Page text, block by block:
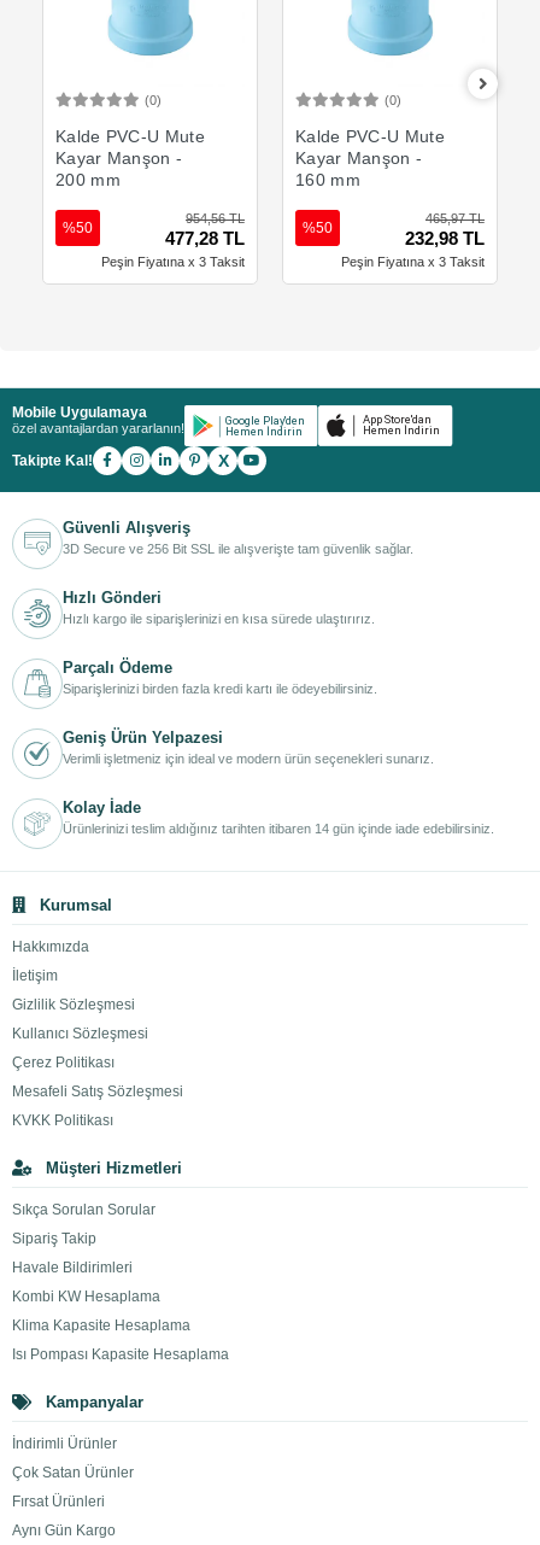
(0)
Kalde PVC-U Mute
Kayar Manşon -
200 mm
954,56 TL
477,28 TL
%50
Peşin Fiyatına x 3 Taksit
(0)
Kalde PVC-U Mute
Kayar Manşon -
160 mm
465,97 TL
232,98 TL
%50
Peşin Fiyatına x 3 Taksit
Mobile Uygulamaya
özel avantajlardan yararlanın!
Takipte Kal! X
Güvenli Alışveriş
3D Secure ve 256 Bit SSL ile alışverişte tam güvenlik sağlar.
Hızlı Gönderi
Hızlı kargo ile siparişlerinizi en kısa sürede ulaştırırız.
Parçalı Ödeme
Siparişlerinizi birden fazla kredi kartı ile ödeyebilirsiniz.
Geniş Ürün Yelpazesi
Verimli işletmeniz için ideal ve modern ürün seçenekleri sunarız.
Kolay İade
Ürünlerinizi teslim aldığınız tarihten itibaren 14 gün içinde iade edebilirsiniz.
Kurumsal
Hakkımızda
İletişim
Gizlilik Sözleşmesi
Kullanıcı Sözleşmesi
Çerez Politikası
Mesafeli Satış Sözleşmesi
KVKK Politikası
Müşteri Hizmetleri
Sıkça Sorulan Sorular
Sipariş Takip
Havale Bildirimleri
Kombi KW Hesaplama
Klima Kapasite Hesaplama
Isı Pompası Kapasite Hesaplama
Kampanyalar
İndirimli Ürünler
Çok Satan Ürünler
Fırsat Ürünleri
Aynı Gün Kargo